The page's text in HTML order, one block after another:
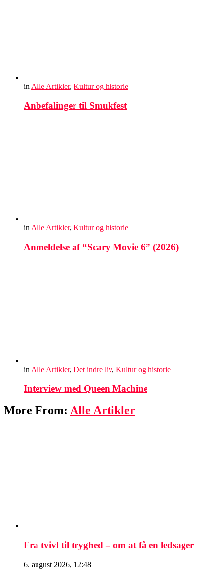
in Alle Artikler, Kultur og historie
Anbefalinger til Smukfest
in Alle Artikler, Kultur og historie
Anmeldelse af “Scary Movie 6” (2026)
in Alle Artikler, Det indre liv, Kultur og historie
Interview med Queen Machine
More From: Alle Artikler
Fra tvivl til tryghed – om at få en ledsager
6. august 2026, 12:48